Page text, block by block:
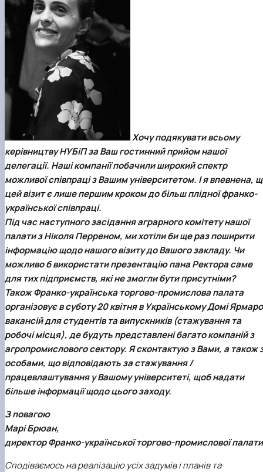
Хочу подякувати всьому
керівництвуНУБіПза Ваш гостинний прийом нашої
делегації. Наші компанії побачили широкий спектр
можливоїспівпраці з Вашим університетом. І я впевнена,
цей візит є лише першим кроком до більш плідної франко-
української співпраці.
Під час наступного засідання аграрного комітету нашої
палати з Ніколя Перреном, ми хотіли би ще раз поширити
інформацію щодо нашого візиту до Вашого закладу. Чи
можливо б використати презентацію пана Ректора саме
для тих підприємств, які не змогли бути присутніми?
Також Франко-українська торгово-промислова палата
організовує в суботу 20 квітня в Українському Домі
вакансій для студентів та випускників (стажування та
робочі місця), де будуть представлені багато компаній з
агропромислового сектору. Я сконтактую з Вами, а також
особами, що відповідають за стажування /
працевлаштування у Вашому університеті, щоб надати
більше інформації щодо цього заходу.
З повагою
Марі Брюан,
директор Франко-української торгово-промислової палати
Сподіваємось на реалізацію усіх задумів і планів та